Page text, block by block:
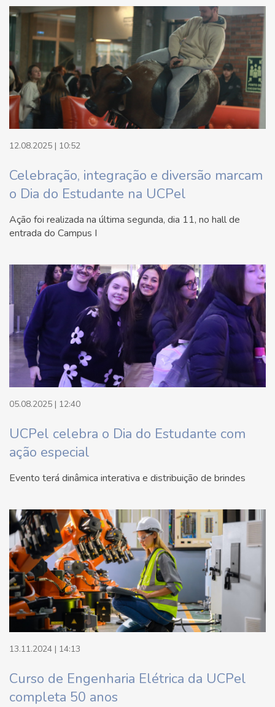
12.08.2025 | 10:52
Celebração, integração e diversão marcam
o Dia do Estudante na UCPel
Ação foi realizada na última segunda, dia 11, no hall de
entrada do Campus I
05.08.2025 | 12:40
UCPel celebra o Dia do Estudante com
ação especial
Evento terá dinâmica interativa e distribuição de brindes
13.11.2024 | 14:13
Curso de Engenharia Elétrica da UCPel
completa 50 anos